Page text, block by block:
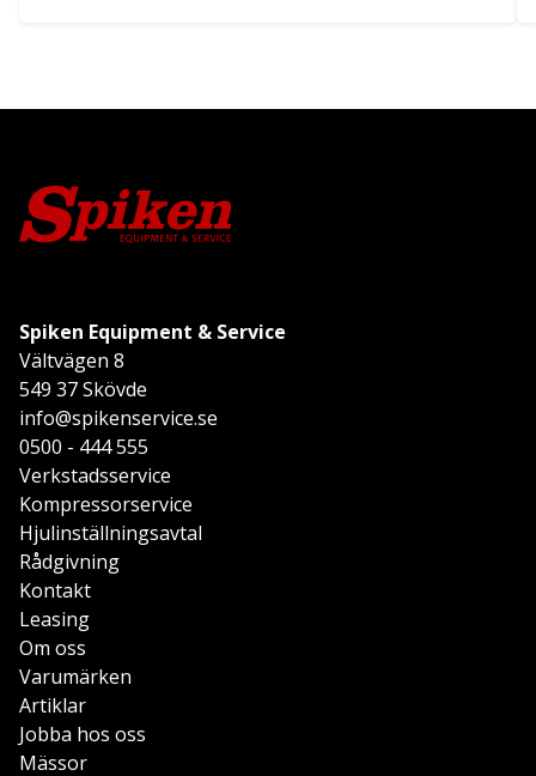
Spiken Equipment & Service
Vältvägen 8
549 37 Skövde
info@spikenservice.se
0500 - 444 555
Verkstadsservice
Kompressorservice
Hjulinställningsavtal
Rådgivning
Kontakt
Leasing
Om oss
Varumärken
Artiklar
Jobba hos oss
Mässor